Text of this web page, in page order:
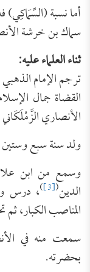
أما نسبة (السِّمَاكِي)
سماك بن خرشة
ثناء العلماء عليه:
ترجم الإمام
القضاة جمال
الأنصاري
ولد سنة سبع
وسمع من ابن
الدين(
[3]
)، درس
المناصب الكبار، ثم
سمعت منه في
بحضرته.